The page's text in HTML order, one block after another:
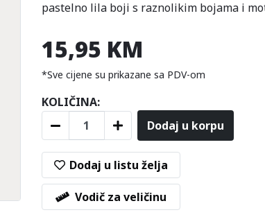
pastelno lila boji s raznolikim bojama i
15,95 KM
*Sve cijene su prikazane sa PDV-om
KOLIČINA:
Dodaj u korpu
Dodaj u listu želja
Vodič za veličinu